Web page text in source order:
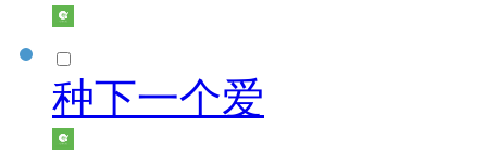
种下一个爱